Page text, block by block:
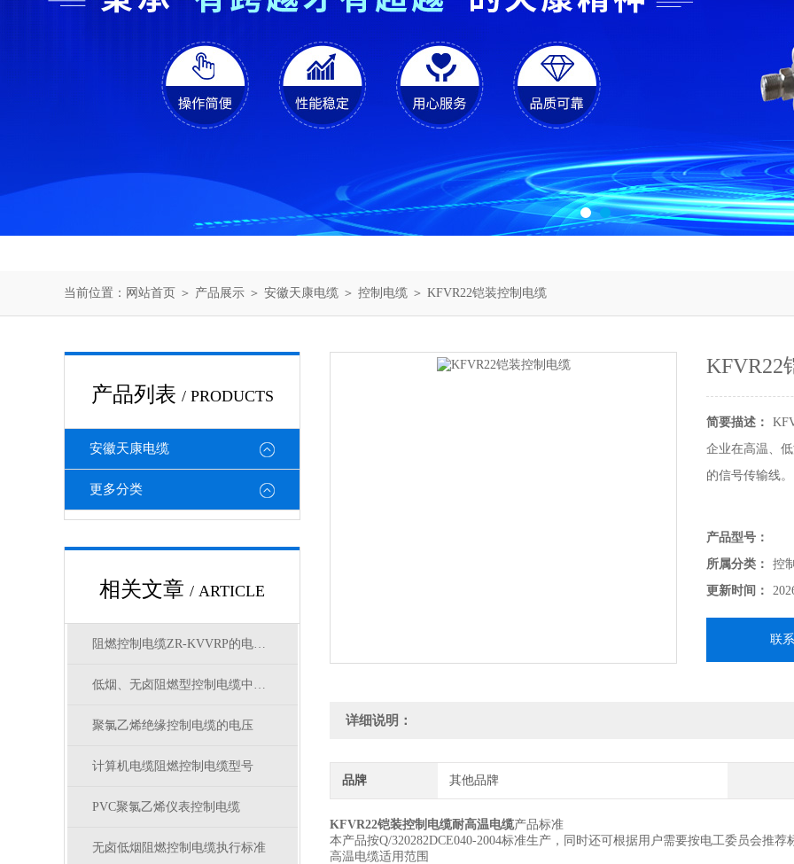
当前位置： 网站首页 ＞ 产品展示 ＞ 安徽天康电缆 ＞ 控制电缆 ＞ KFVR22铠装控制电缆
产品列表 / PRODUCTS
安徽天康电缆
更多分类
相关文章 / ARTICLE
阻燃控制电缆ZR-KVVRP的电压等级
低烟、无卤阻燃型控制电缆中英文选型对照
聚氯乙烯绝缘控制电缆的电压
计算机电缆阻燃控制电缆型号
PVC聚氯乙烯仪表控制电缆
无卤低烟阻燃控制电缆执行标准
KFVR22
简要描述：
企业在高温、
的信号传输线。
产品型号：
所属分类：
控
更新时间：
联
详细说明：
品牌 其他品牌
KFVR22铠装控制电缆耐高温电缆产品标准
本产品按Q/320282DCE040-2004标准生产，同时还可根据用户需要按电工委员会推
高温电缆适用范围